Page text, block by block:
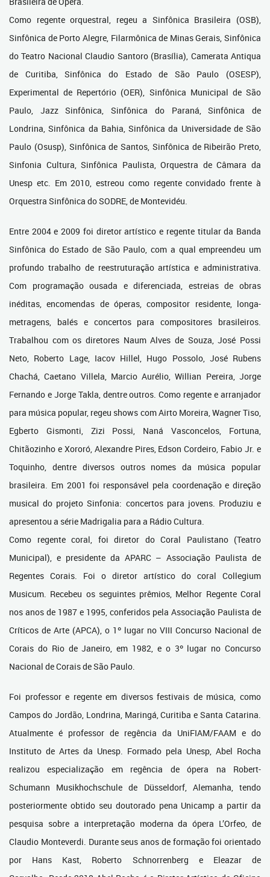
Como regente orquestral, regeu a Sinfônica Brasileira (OSB),
Sinfônica de Porto Alegre, Filarmônica de Minas Gerais, Sinfônica
do Teatro Nacional Claudio Santoro (Brasília), Camerata Antiqua
de Curitiba, Sinfônica do Estado de São Paulo (OSESP),
Experimental de Repertório (OER), Sinfônica Municipal de São
Paulo, Jazz Sinfônica, Sinfônica do Paraná, Sinfônica de
Londrina, Sinfônica da Bahia, Sinfônica da Universidade de São
Paulo (Osusp), Sinfônica de Santos, Sinfônica de Ribeirão Preto,
Sinfonia Cultura, Sinfônica Paulista, Orquestra de Câmara da
Unesp etc. Em 2010, estreou como regente convidado frente à
Orquestra Sinfônica do SODRE, de Montevidéu.
Entre 2004 e 2009 foi diretor artístico e regente titular da Banda
Sinfônica do Estado de São Paulo, com a qual empreendeu um
profundo trabalho de reestruturação artística e administrativa.
Com programação ousada e diferenciada, estreias de obras
inéditas, encomendas de óperas, compositor residente, longa-
metragens, balés e concertos para compositores brasileiros.
Trabalhou com os diretores Naum Alves de Souza, José Possi
Neto, Roberto Lage, Iacov Hillel, Hugo Possolo, José Rubens
Chachá, Caetano Villela, Marcio Aurélio, Willian Pereira, Jorge
Fernando e Jorge Takla, dentre outros. Como regente e arranjador
para música popular, regeu shows com Airto Moreira, Wagner Tiso,
Egberto Gismonti, Zizi Possi, Naná Vasconcelos, Fortuna,
Chitãozinho e Xororó, Alexandre Pires, Edson Cordeiro, Fabio Jr. e
Toquinho, dentre diversos outros nomes da música popular
brasileira. Em 2001 foi responsável pela coordenação e direção
musical do projeto Sinfonia: concertos para jovens. Produziu e
apresentou a série Madrigalia para a Rádio Cultura.
Como regente coral, foi diretor do Coral Paulistano (Teatro
Municipal), e presidente da APARC – Associação Paulista de
Regentes Corais. Foi o diretor artístico do coral Collegium
Musicum. Recebeu os seguintes prêmios, Melhor Regente Coral
nos anos de 1987 e 1995, conferidos pela Associação Paulista de
Críticos de Arte (APCA), o 1º lugar no VIII Concurso Nacional de
Corais do Rio de Janeiro, em 1982, e o 3º lugar no Concurso
Nacional de Corais de São Paulo.
Foi professor e regente em diversos festivais de música, como
Campos do Jordão, Londrina, Maringá, Curitiba e Santa Catarina.
Atualmente é professor de regência da UniFIAM/FAAM e do
Instituto de Artes da Unesp. Formado pela Unesp, Abel Rocha
realizou especialização em regência de ópera na Robert-
Schumann Musikhochschule de Düsseldorf, Alemanha, tendo
posteriormente obtido seu doutorado pena Unicamp a partir da
pesquisa sobre a interpretação moderna da ópera L’Orfeo, de
Claudio Monteverdi. Durante seus anos de formação foi orientado
por Hans Kast, Roberto Schnorrenberg e Eleazar de